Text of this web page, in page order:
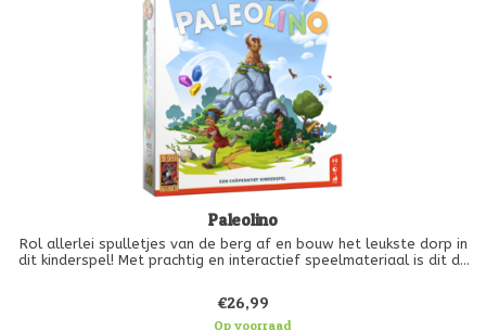
Paleolino
Rol allerlei spulletjes van de berg af en bouw het leukste dorp in
dit kinderspel! Met prachtig en interactief speelmateriaal is dit de
€26,99
Op voorraad